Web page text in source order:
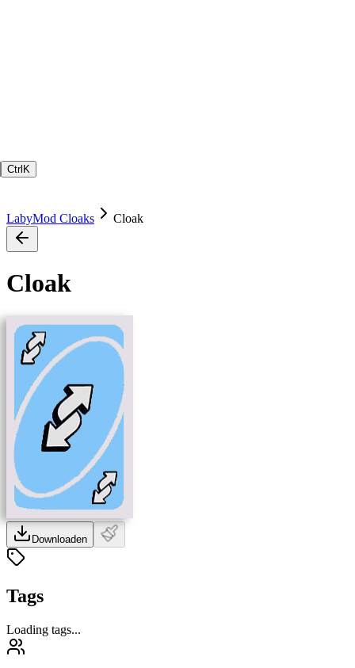
Ctrl K
LabyMod Cloaks Cloak
Cloak
Downloaden
Tags
Loading tags...